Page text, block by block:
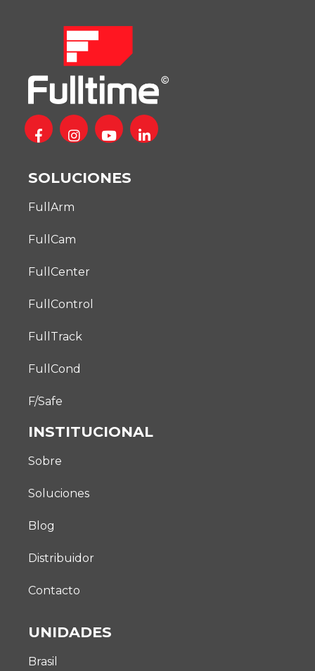
SOLUCIONES
FullArm
FullCam
FullCenter
FullControl
FullTrack
FullCond
F/Safe
INSTITUCIONAL
Sobre
Soluciones
Blog
Distribuidor
Contacto
UNIDADES
Brasil